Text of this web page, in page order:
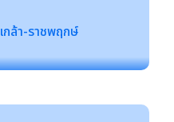
กล้า-ราชพฤกษ์